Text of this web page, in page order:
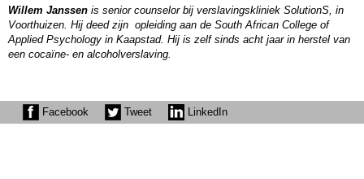
Willem Janssen is senior counselor bij verslavingskliniek SolutionS, in
Voorthuizen. Hij deed zijn opleiding aan de South African College of
Applied Psychology in Kaapstad. Hij is zelf sinds acht jaar in herstel van
een cocaïne- en alcoholverslaving.
Facebook Tweet LinkedIn